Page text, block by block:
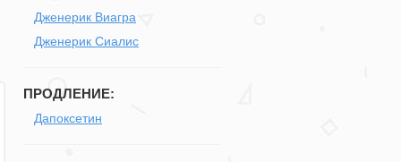
Дженерик Виагра
Дженерик Сиалис
ПРОДЛЕНИЕ:
Дапоксетин